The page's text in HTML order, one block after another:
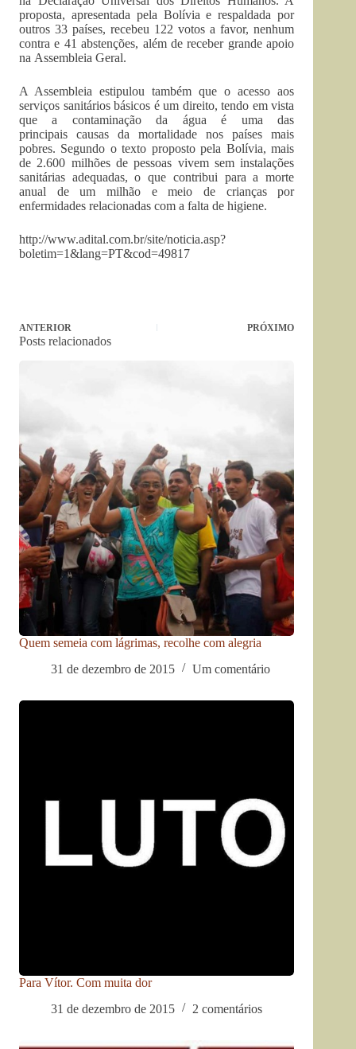
proposta, apresentada pela Bolívia e respaldada por
outros 33 países, recebeu 122 votos a favor, nenhum
contra e 41 abstenções, além de receber grande apoio
na Assembleia Geral.
A Assembleia estipulou também que o acesso aos
serviços sanitários básicos é um direito, tendo em vista
que a contaminação da água é uma das
principais causas da mortalidade nos países mais
pobres. Segundo o texto proposto pela Bolívia, mais
de 2.600 milhões de pessoas vivem sem instalações
sanitárias adequadas, o que contribui para a morte
anual de um milhão e meio de crianças por
enfermidades relacionadas com a falta de higiene.
http://www.adital.com.br/site/noticia.asp?
boletim=1&lang=PT&cod=49817
ANTERIOR PRÓXIMO
Posts relacionados
Quem semeia com lágrimas, recolhe com alegria
31 de dezembro de 2015
Um comentário
Para Vítor. Com muita dor
31 de dezembro de 2015
2 comentários